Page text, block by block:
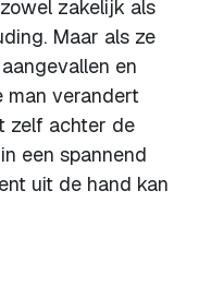
zakelijk als
Maar als ze
en
man verandert
zelf achter de
een spannend
uit de hand kan